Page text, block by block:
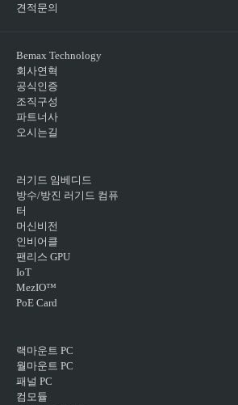
견적문의
Bemax Technology
회사연혁
공식인증
조직구성
파트너사
오시는길
러기드 임베디드
방수/방진 러기드 컴퓨
터
머신비전
인비어클
팬리스 GPU
IoT
MezIO™
PoE Card
랙마운트 PC
월마운트 PC
패널 PC
컴모듈